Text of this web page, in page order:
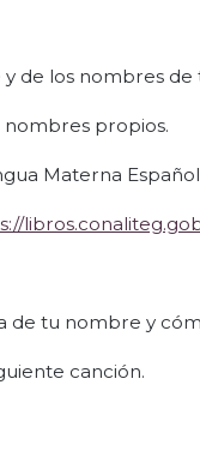
de los nombres de
nombres propios.
Materna
de tu nombre y
canción.